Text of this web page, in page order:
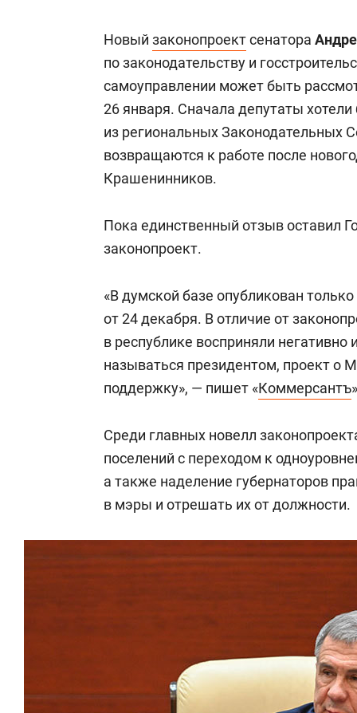
Новый законопроектсенатора
по законодательству и
самоуправлении может быть
26 января. Сначала депутаты
из региональных Законодательных
возвращаются к работе после
Крашенинников.
Пока единственный отзыв оставил
законопроект.
«В думской базе опубликован
от 24 декабря. В отличие от
в республике восприняли негативно
называться президентом, проект о
поддержку», — пишет «Коммерсантъ
Среди главных новелл
поселений с переходом к
а также наделение губернаторов
в мэры и отрешать их от должности.
Как ГК «МИР ГРУПП» и ВТБ
создают оазис жилого
комфорта под Казанью
Рекомендуем
ID вместо